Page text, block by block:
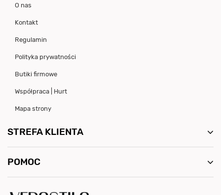
O nas
Kontakt
Regulamin
Polityka prywatności
Butiki firmowe
Współpraca | Hurt
Mapa strony
STREFA KLIENTA
POMOC